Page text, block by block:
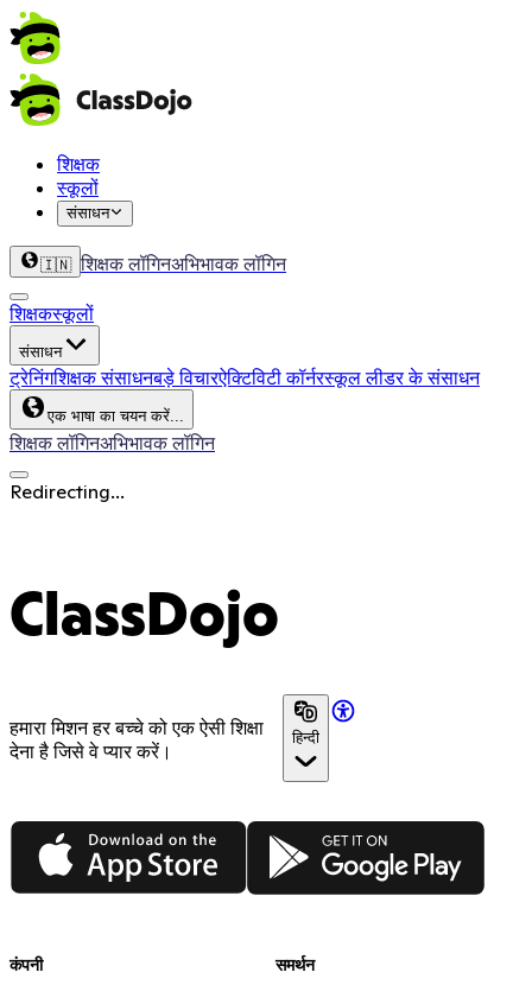
शिक्षक
स्कूलों
संसाधन
🇮🇳 शिक्षक लॉगिनअभिभावक लॉगिन
शिक्षकस्कूलों
संसाधन
ट्रेनिंगशिक्षक संसाधनबड़े विचारऐक्टिविटी कॉर्नरस्कूल लीडर के संसाधन
एक भाषा का चयन करें...
शिक्षक लॉगिनअभिभावक लॉगिन
Redirecting...
ClassDojo
हमारा मिशन हर बच्चे को एक ऐसी शिक्षा
देना है जिसे वे प्यार करें।
हिन्दी
App Store Google Play
कंपनी समर्थन